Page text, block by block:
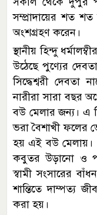
সম্প্রাদায়ের শত
অংশগ্রহণ করেন।
স্থানীয় হিন্দু
উঠেছে পুণ্যের
সিদ্ধেশ্বরী দেবতা
নারীরা সারা বছর
বউ মেলার জন্য। এ
ভরা বৈশাখী ফলের
হয় এই বউ মেলায়।
কবুতর উড়ানো ও
স্বামী সংসারের
শান্তিতে দাম্পত্য
করা হয়।